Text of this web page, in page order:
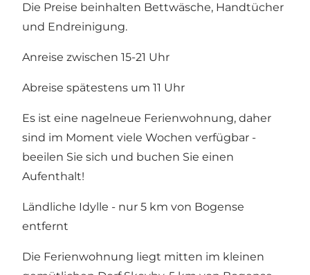
Die Preise beinhalten Bettwäsche, Handtücher
und Endreinigung.
Anreise zwischen 15-21 Uhr
Abreise spätestens um 11 Uhr
Es ist eine nagelneue Ferienwohnung, daher
sind im Moment viele Wochen verfügbar -
beeilen Sie sich und buchen Sie einen
Aufenthalt!
Ländliche Idylle - nur 5 km von Bogense
entfernt
Die Ferienwohnung liegt mitten im kleinen